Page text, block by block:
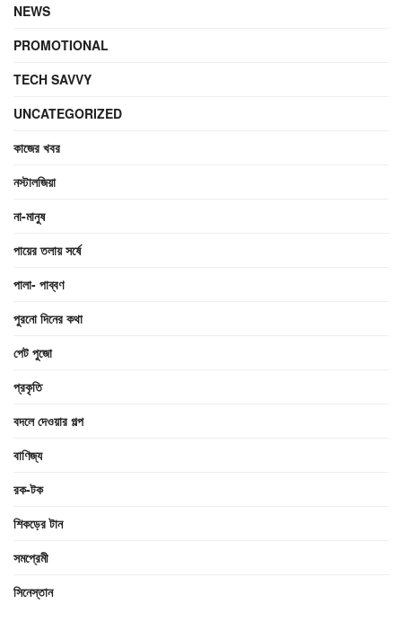
NEWS
PROMOTIONAL
TECH SAVVY
UNCATEGORIZED
কাজের খবর
নস্টালজিয়া
না-মানুষ
পায়ের তলায় সর্ষে
পালা- পাব্বণ
পুরনো দিনের কথা
পেট পুজো
প্রকৃতি
বদলে দেওয়ার গল্প
বাণিজ্য
রক-টক
শিকড়ের টান
সমপ্রেমী
সিনেস্তান